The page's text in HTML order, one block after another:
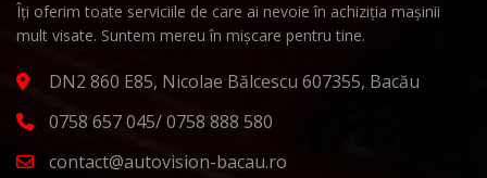
Îți oferim toate serviciile de care ai nevoie în achiziția mașinii
mult visate. Suntem mereu în mișcare pentru tine.
DN2 860 E85, Nicolae Bălcescu 607355, Bacău
0758 657 045/ 0758 888 580
contact@autovision-bacau.ro